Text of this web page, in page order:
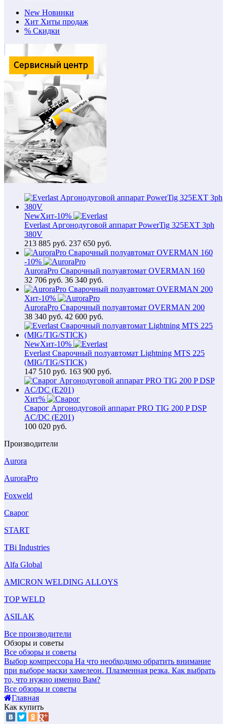
New Новинки
Хит Хиты продаж
% Скидки
NewХит-10%
Everlast Аргонодуговой аппарат PowerTig 325EXT 3ph
380V
213 885 руб. 237 650 руб.
-10%
AuroraPro Сварочный полуавтомат OVERMAN 160
32 706 руб. 36 340 руб.
Хит-10%
AuroraPro Сварочный полуавтомат OVERMAN 200
38 340 руб. 42 600 руб.
NewХит-10%
Everlast Сварочный полуавтомат Lightning MTS 225
(MIG/TIG/STICK)
147 510 руб. 163 900 руб.
Хит%
Сварог Аргонодуговой аппарат PRO TIG 200 P DSP
AC/DC (E201)
100 020 руб.
Производители
Aurora
AuroraPro
Foxweld
Сварог
START
TBi Industries
Alfa Global
AMICRON WELDING ALLOYS
TOP WELD
ASILAK
Все производители
Обзоры и советы
Все обзоры и советы
Выбор компрессора На что необходимо обратить внимание
при выборе маски хамелеон. Плазменная резка. Как выбрать
то, что нужно именно Вам?
Все обзоры и советы
Главная
Как купить